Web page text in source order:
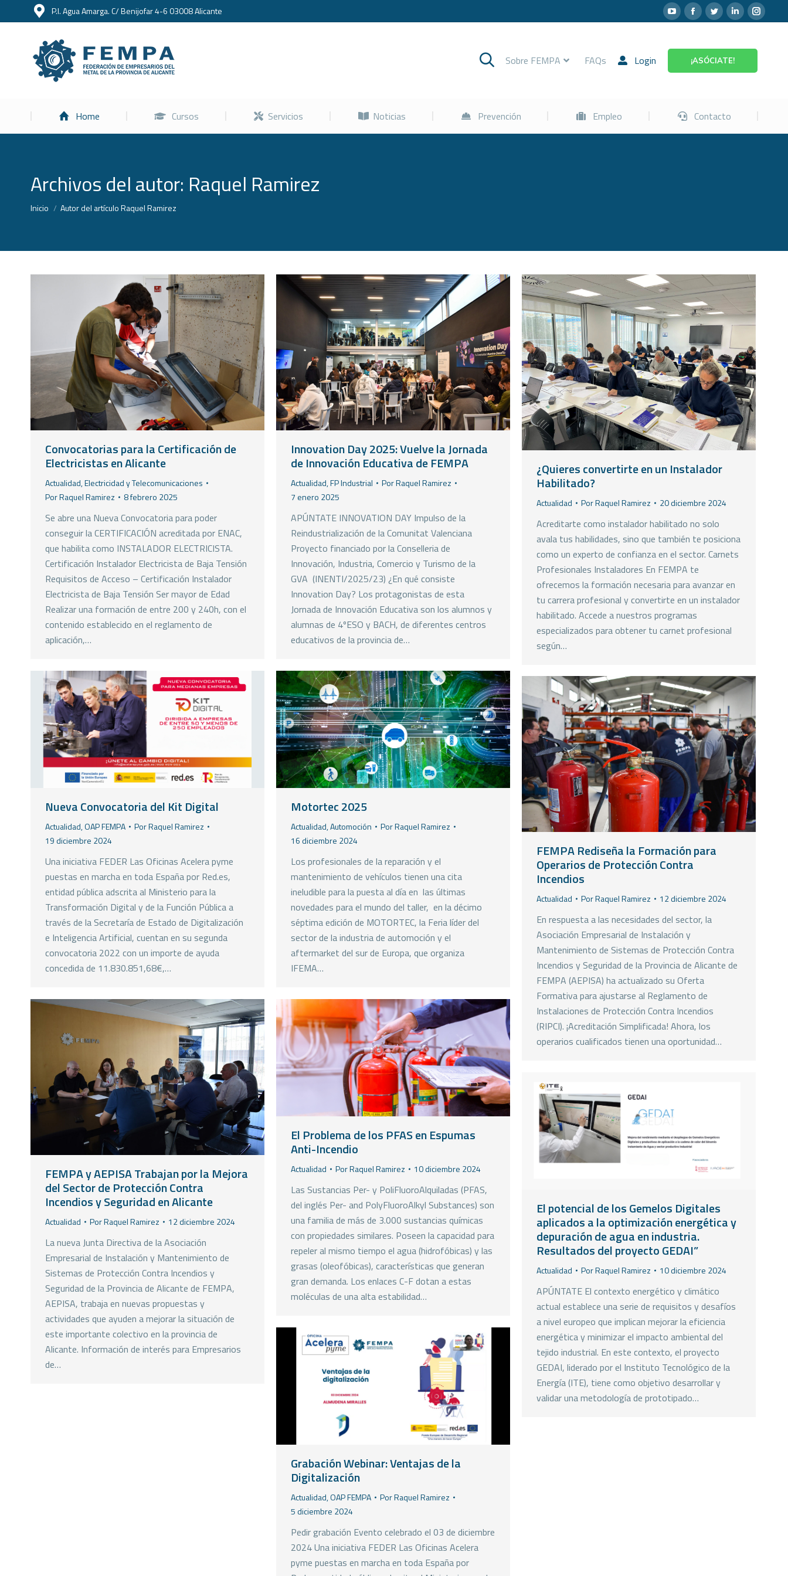
P.I. Agua Amarga. C/ Benijofar 4-6 03008 Alicante
Sobre FEMPA FAQs Login ¡ASÓCIATE!
Home Cursos Servicios Noticias Prevención Empleo Contacto
Archivos del autor: Raquel Ramirez
Estás aquí:
Inicio Autor del artículo Raquel Ramirez
Convocatorias para la Certificación de
Electricistas en Alicante
Actualidad,Electricidad y Telecomunicaciones
PorRaquel Ramirez 8 febrero 2025
Se abre una Nueva Convocatoria para poder
conseguir la CERTIFICACIÓN acreditada por ENAC,
que habilita como INSTALADOR ELECTRICISTA.
Certificación Instalador Electricista de Baja Tensión
Requisitos de Acceso – Certificación Instalador
Electricista de Baja Tensión Ser mayor de Edad
Realizar una formación de entre 200 y 240h, con el
contenido establecido en el reglamento de
aplicación,…
Innovation Day 2025: Vuelve la Jornada
de Innovación Educativa de FEMPA
Actualidad,FP Industrial PorRaquel Ramirez
7 enero 2025
APÚNTATE INNOVATION DAY Impulso de la
Reindustrialización de la Comunitat Valenciana
Proyecto financiado por la Conselleria de
Innovación, Industria, Comercio y Turismo de la
GVA (INENTI/2025/23) ¿En qué consiste
Innovation Day? Los protagonistas de esta
Jornada de Innovación Educativa son los alumnos y
alumnas de 4ºESO y BACH, de diferentes centros
educativos de la provincia de…
¿Quieres convertirte en un Instalador
Habilitado?
Actualidad PorRaquel Ramirez 20 diciembre 2024
Acreditarte como instalador habilitado no solo
avala tus habilidades, sino que también te posiciona
como un experto de confianza en el sector. Carnets
Profesionales Instaladores En FEMPA te
ofrecemos la formación necesaria para avanzar en
tu carrera profesional y convertirte en un instalador
habilitado. Accede a nuestros programas
especializados para obtener tu carnet profesional
según…
Nueva Convocatoria del Kit Digital
Actualidad,OAP FEMPA PorRaquel Ramirez
19 diciembre 2024
Una iniciativa FEDER Las Oficinas Acelera pyme
puestas en marcha en toda España por Red.es,
entidad pública adscrita al Ministerio para la
Transformación Digital y de la Función Pública a
través de la Secretaría de Estado de Digitalización
e Inteligencia Artificial, cuentan en su segunda
convocatoria 2022 con un importe de ayuda
concedida de 11.830.851,68€,…
Motortec 2025
Actualidad,Automoción PorRaquel Ramirez
16 diciembre 2024
Los profesionales de la reparación y el
mantenimiento de vehículos tienen una cita
ineludible para la puesta al día en las últimas
novedades para el mundo del taller, en la décimo
séptima edición de MOTORTEC, la Feria líder del
sector de la industria de automoción y el
aftermarket del sur de Europa, que organiza
IFEMA…
FEMPA Rediseña la Formación para
Operarios de Protección Contra
Incendios
Actualidad PorRaquel Ramirez 12 diciembre 2024
En respuesta a las necesidades del sector, la
Asociación Empresarial de Instalación y
Mantenimiento de Sistemas de Protección Contra
Incendios y Seguridad de la Provincia de Alicante de
FEMPA (AEPISA) ha actualizado su Oferta
Formativa para ajustarse al Reglamento de
Instalaciones de Protección Contra Incendios
(RIPCI). ¡Acreditación Simplificada! Ahora, los
operarios cualificados tienen una oportunidad…
FEMPA y AEPISA Trabajan por la Mejora
del Sector de Protección Contra
Incendios y Seguridad en Alicante
Actualidad PorRaquel Ramirez 12 diciembre 2024
La nueva Junta Directiva de la Asociación
Empresarial de Instalación y Mantenimiento de
Sistemas de Protección Contra Incendios y
Seguridad de la Provincia de Alicante de FEMPA,
AEPISA, trabaja en nuevas propuestas y
actividades que ayuden a mejorar la situación de
este importante colectivo en la provincia de
Alicante. Información de interés para Empresarios
de…
El Problema de los PFAS en Espumas
Anti-Incendio
Actualidad PorRaquel Ramirez 10 diciembre 2024
Las Sustancias Per- y PoliFluoroAlquiladas (PFAS,
del inglés Per- and PolyFluoroAlkyl Substances) son
una familia de más de 3.000 sustancias químicas
con propiedades similares. Poseen la capacidad para
repeler al mismo tiempo el agua (hidrofóbicas) y las
grasas (oleofóbicas), características que generan
gran demanda. Los enlaces C-F dotan a estas
moléculas de una alta estabilidad…
El potencial de los Gemelos Digitales
aplicados a la optimización energética y
depuración de agua en industria.
Resultados del proyecto GEDAI”
Actualidad PorRaquel Ramirez 10 diciembre 2024
APÚNTATE El contexto energético y climático
actual establece una serie de requisitos y desafíos
a nivel europeo que implican mejorar la eficiencia
energética y minimizar el impacto ambiental del
tejido industrial. En este contexto, el proyecto
GEDAI, liderado por el Instituto Tecnológico de la
Energía (ITE), tiene como objetivo desarrollar y
validar una metodología de prototipado…
Grabación Webinar: Ventajas de la
Digitalización
Actualidad,OAP FEMPA PorRaquel Ramirez
5 diciembre 2024
Pedir grabación Evento celebrado el 03 de diciembre
2024 Una iniciativa FEDER Las Oficinas Acelera
pyme puestas en marcha en toda España por
Home Cursos Servicios Noticias Prevención Empleo Contacto